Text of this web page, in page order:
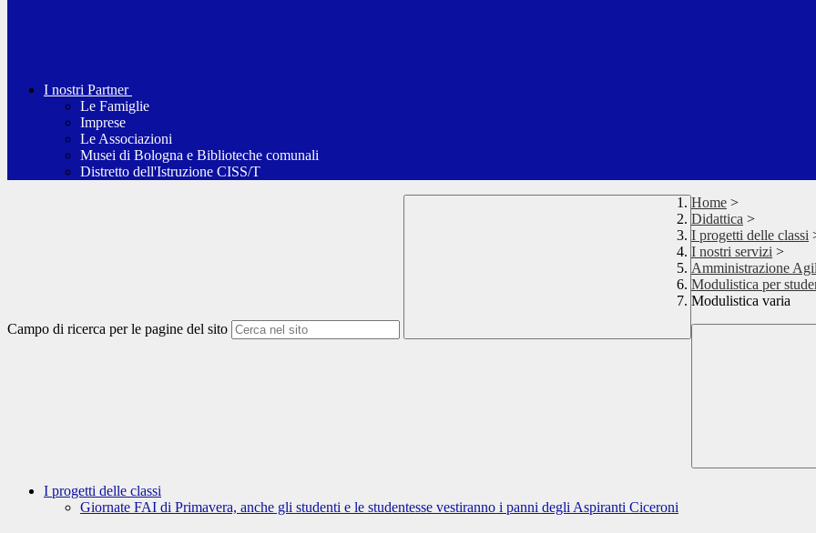
I nostri Partner
Le Famiglie
Imprese
Le Associazioni
Musei di Bologna e Biblioteche comunali
Distretto dell'Istruzione CISS/T
Campo di ricerca per le pagine del sito
Home >
Didattica >
I progetti delle classi
I nostri servizi >
Amministrazione
Modulistica per
Modulistica varia
I progetti delle classi
Giornate FAI di Primavera, anche gli studenti e le studentesse vestiranno i panni degli Aspiranti Ciceroni